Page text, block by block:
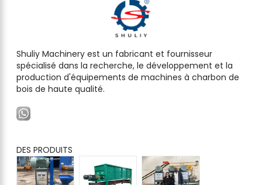
Shuliy Machinery est un fabricant et fournisseur
spécialisé dans la recherche, le développement et la
production d'équipements de machines à charbon de
bois de haute qualité.
DES PRODUITS